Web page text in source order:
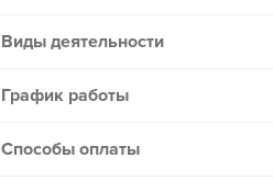
Борисполь
Виды деятельности
График работы
Способы оплаты